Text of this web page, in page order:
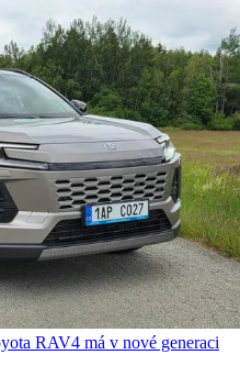
RAV4 má v nové generaci